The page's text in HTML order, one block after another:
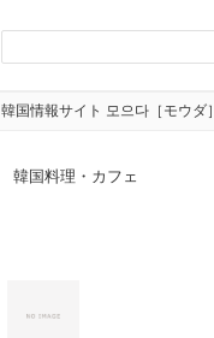
韓国情報サイト 모으다［モウダ］
韓国料理・カフェ